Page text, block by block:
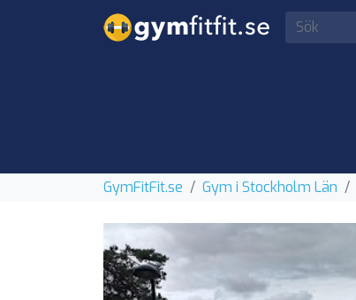
GymFitFit.se Gym i Stockholm Län